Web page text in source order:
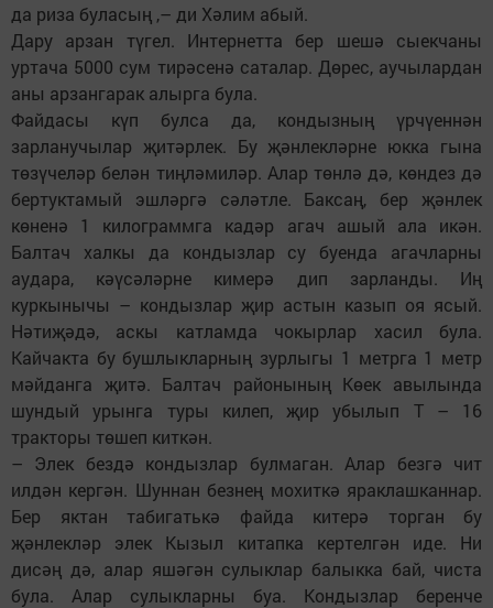
да риза буласың ,– ди Хәлим абый.
Дару арзан түгел. Интернетта бер шешә сыекчаны
уртача 5000 сум тирәсенә саталар. Дөрес, аучылардан
аны арзангарак алырга була.
Файдасы күп булса да, кондызның үрчүеннән
зарланучылар җитәрлек. Бу җәнлекләрне юкка гына
төзүчеләр белән тиңләмиләр. Алар төнлә дә, көндез дә
бертуктамый эшләргә сәләтле. Баксаң, бер җәнлек
көненә 1 килограммга кадәр агач ашый ала икән.
Балтач халкы да кондызлар су буенда агачларны
аудара, кәүсәләрне кимерә дип зарланды. Иң
куркынычы – кондызлар җир астын казып оя ясый.
Нәтиҗәдә, аскы катламда чокырлар хасил була.
Кайчакта бу бушлыкларның зурлыгы 1 метрга 1 метр
мәйданга җитә. Балтач районының Көек авылында
шундый урынга туры килеп, җир убылып Т – 16
тракторы төшеп киткән.
– Элек бездә кондызлар булмаган. Алар безгә чит
илдән кергән. Шуннан безнең мохиткә яраклашканнар.
Бер яктан табигатькә файда китерә торган бу
җәнлекләр элек Кызыл китапка кертелгән иде. Ни
дисәң дә, алар яшәгән сулыклар балыкка бай, чиста
була. Алар сулыкларны буа. Кондызлар беренче